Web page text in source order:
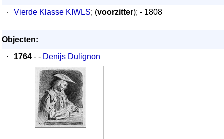
·
Vierde Klasse KIWLS; (voorzitter); - 1808
Objecten:
·
1764 - - Denijs Dulignon